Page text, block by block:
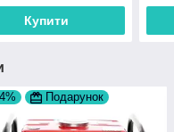
Купити
Подарунок